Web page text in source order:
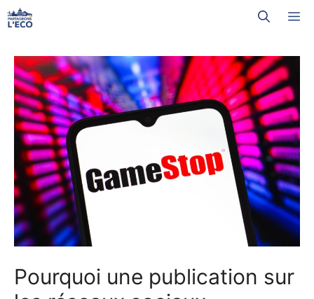
Aller
au
Pourquoi une publication sur